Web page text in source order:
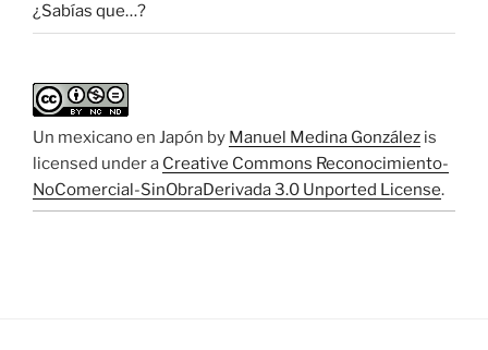
¿Sabías que…?
Un mexicano en Japón by Manuel Medina González is
licensed under a Creative Commons Reconocimiento-
NoComercial-SinObraDerivada 3.0 Unported License.